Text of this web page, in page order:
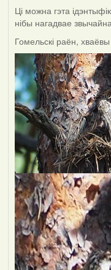
Ці можна гэта
нібы нагадвае
Гомельскі раён,